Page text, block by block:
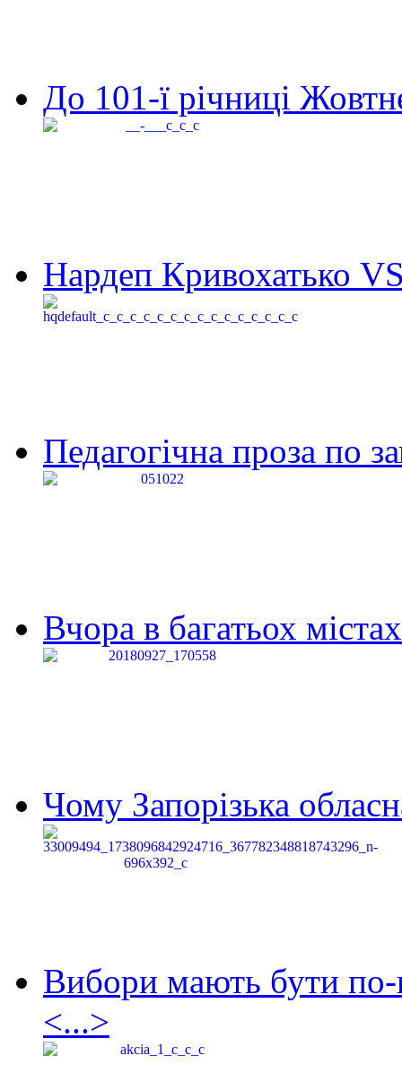
До 101-ї річниці
Нардеп Кривохатько
Педагогічна проза по
Вчора в багатьох
Чому Запорізька
Вибори мають бути по-
<...>